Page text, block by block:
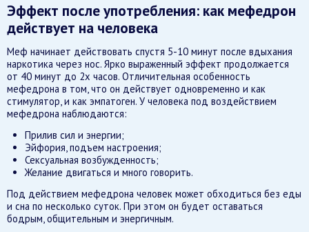
Эффект после употребления: как мефедрон
действует на человека
Меф начинает действовать спустя 5-10 минут после вдыхания
наркотика через нос. Ярко выраженный эффект продолжается
от 40 минут до 2х часов. Отличительная особенность
мефедрона в том, что он действует одновременно и как
стимулятор, и как эмпатоген. У человека под воздействием
мефедрона наблюдаются:
Прилив сил и энергии;
Эйфория, подъем настроения;
Сексуальная возбужденность;
Желание двигаться и много говорить.
Под действием мефедрона человек может обходиться без еды
и сна по несколько суток. При этом он будет оставаться
бодрым, общительным и энергичным.